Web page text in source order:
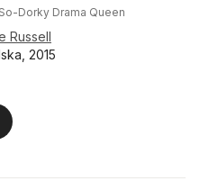
Dorky Drama Queen
Russell
2015
Totalt antal röster: